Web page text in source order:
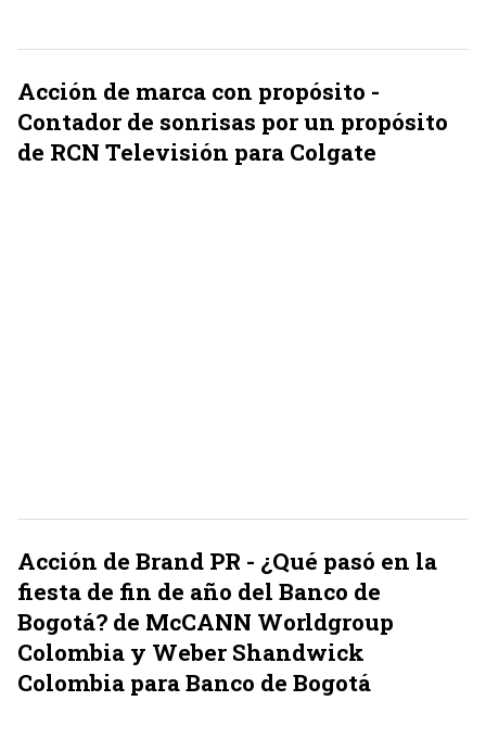
Acción de marca con propósito -
Contador de sonrisas por un propósito
de RCN Televisión para Colgate
Acción de Brand PR - ¿Qué pasó en la
fiesta de fin de año del Banco de
Bogotá? de McCANN Worldgroup
Colombia y Weber Shandwick
Colombia para Banco de Bogotá